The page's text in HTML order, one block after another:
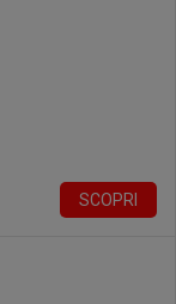
SCOPRI